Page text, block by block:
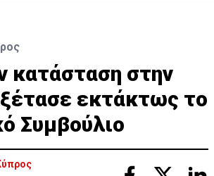
κατάσταση στην
εκτάκτως το
Συμβούλιο